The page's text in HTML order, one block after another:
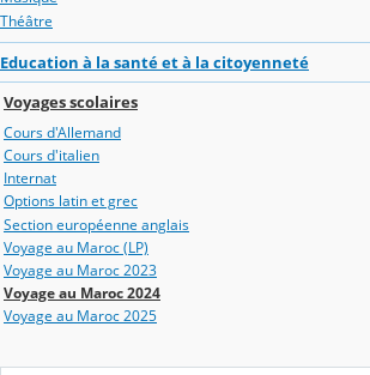
Théâtre
Education à la santé et à la citoyenneté
Voyages scolaires
Cours d'Allemand
Cours d'italien
Internat
Options latin et grec
Section européenne anglais
Voyage au Maroc (LP)
Voyage au Maroc 2023
Voyage au Maroc 2024
Voyage au Maroc 2025